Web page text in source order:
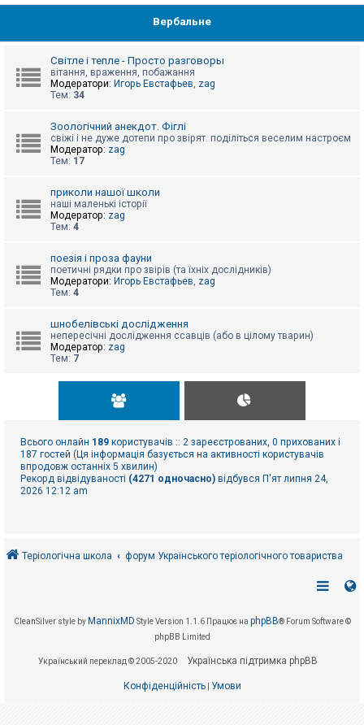
Вербальне
Світле і тепле - Просто разговоры
вітання, враження, побажання
Модератори: Игорь Евстафьев, zag
Тем: 34
Зоологічний анекдот. Фіглі
свіжі і не дуже дотепи про звірят. поділіться веселим настроєм
Модератор: zag
Тем: 17
приколи нашої школи
наші маленькі історії
Модератор: zag
Тем: 4
поезія і проза фауни
поетичні рядки про звірів (та їхніх дослідників)
Модератори: Игорь Евстафьев, zag
Тем: 4
шнобелівські дослідження
непересічні дослідження ссавців (або в цілому тварин)
Модератор: zag
Тем: 7
Всього онлайн 189 користувачів :: 2 зареєстрованих, 0 прихованих і
187 гостей (Ця інформація базується на активності користувачів
впродовж останніх 5 хвилин)
Рекорд відвідуваності (4271 одночасно) відбувся П'ят липня 24,
2026 12:12 am
Теріологічна школа форум Українського теріологічного товариства
CleanSilver style by MannixMD Style Version 1.1.6 Працює на phpBB® Forum Software ©
phpBB Limited
Український переклад © 2005-2020 Українська підтримка phpBB
Конфіденційність| Умови